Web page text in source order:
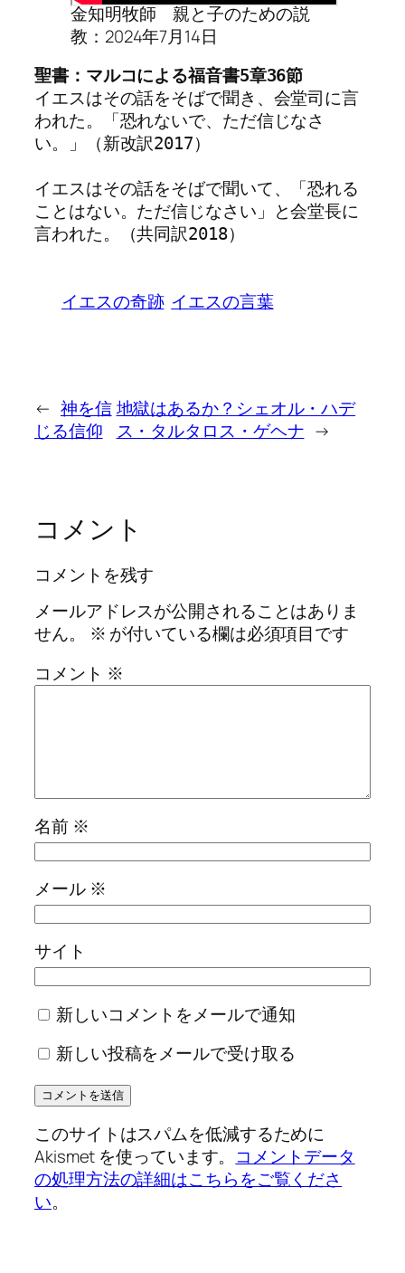
金知明牧師 親と子のための説
教：2024年7月14日
イエスはその話をそばで聞き、会堂司に言
われた。「恐れないで、ただ信じなさ
い。」（新改訳2017）
イエスはその話をそばで聞いて、「恐れる
ことはない。ただ信じなさい」と会堂長に
言われた。（共同訳2018）
イエスの奇跡 イエスの言葉
← 神を信
じる信仰
地獄はあるか？シェオル・ハデ
ス・タルタロス・ゲヘナ →
コメント
コメントを残す
メールアドレスが公開されることはありま
せん。
※ が付いている欄は必須項目です
コメント ※
名前 ※
メール ※
サイト
新しいコメントをメールで通知
新しい投稿をメールで受け取る
このサイトはスパムを低減するために
Akismet を使っています。 コメントデータ
の処理方法の詳細はこちらをご覧くださ
い。